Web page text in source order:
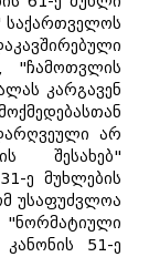
საქართველოს
"ჩამოთვლის
კარგავენ
არ
შესახებ"
ე მუხლების
უსაფუძვლოა
კანონის 51-ე